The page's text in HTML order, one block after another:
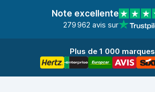
Note excellente
279 962 avis sur
Plus de 1 000 marques